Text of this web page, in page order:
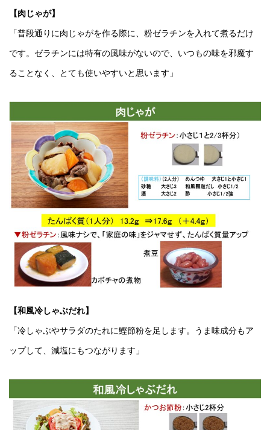
【肉じゃが】
「普段通りに肉じゃがを作る際に、粉ゼラチンを入れて煮るだけ
です。ゼラチンには特有の風味がないので、いつもの味を邪魔す
ることなく、とても使いやすいと思います」
【和風冷しゃぶだれ】
「冷しゃぶやサラダのたれに鰹節粉を足します。うま味成分もア
ップして、減塩にもつながります」